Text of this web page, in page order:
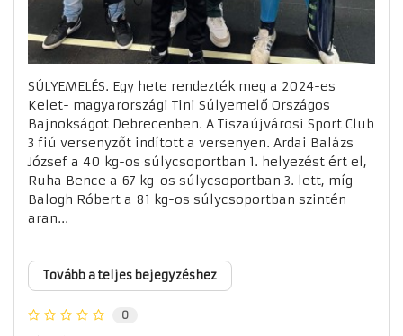
SÚLYEMELÉS. Egy hete rendezték meg a 2024-es
Kelet- magyarországi Tini Súlyemelő Országos
Bajnokságot Debrecenben. A Tiszaújvárosi Sport Club
3 fiú versenyzőt indított a versenyen. Ardai Balázs
József a 40 kg-os súlycsoportban 1. helyezést ért el,
Ruha Bence a 67 kg-os súlycsoportban 3. lett, míg
Balogh Róbert a 81 kg-os súlycsoportban szintén
aran...
Tovább a teljes bejegyzéshez
0